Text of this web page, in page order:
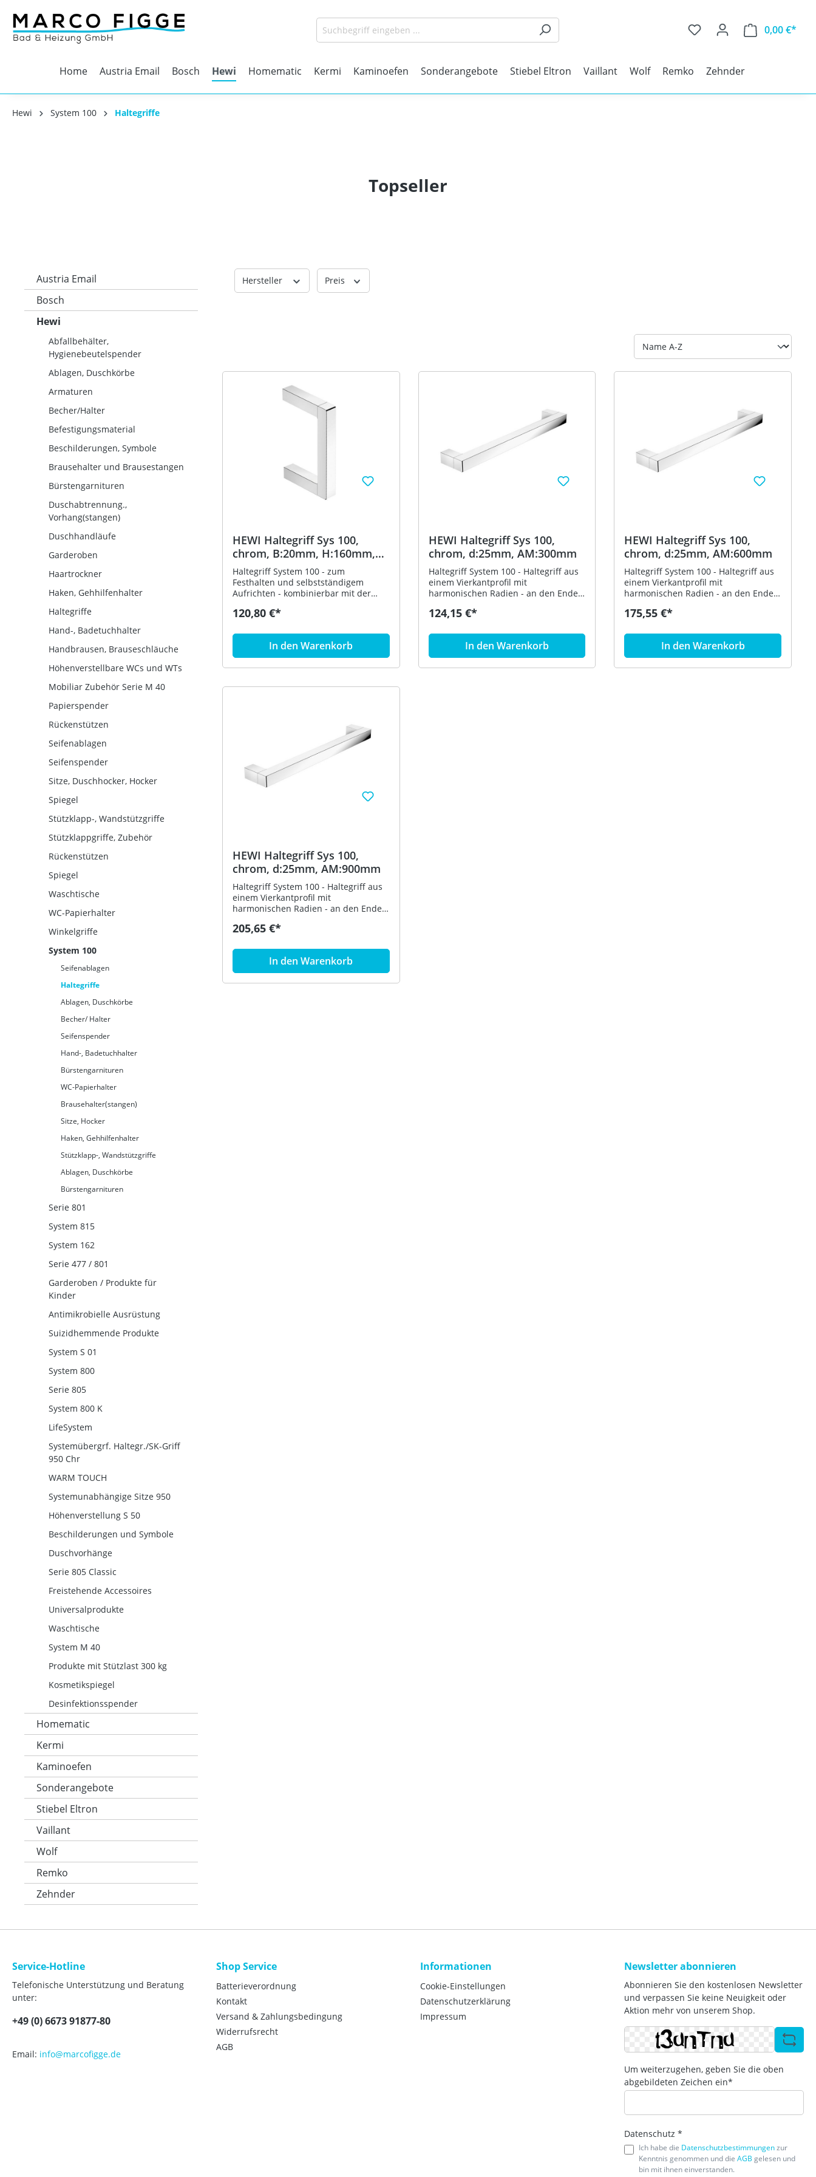
0,00 €*
Home Austria Email Bosch Hewi Homematic Kermi Kaminoefen Sonderangebote Stiebel Eltron Vaillant Wolf Remko Zehnder
Hewi System 100 Haltegriffe
Topseller
Austria Email
Bosch
Hewi
Abfallbehälter,
Hygienebeutelspender
Ablagen, Duschkörbe
Armaturen
Becher/Halter
Befestigungsmaterial
Beschilderungen, Symbole
Brausehalter und Brausestangen
Bürstengarnituren
Duschabtrennung.,
Vorhang(stangen)
Duschhandläufe
Garderoben
Haartrockner
Haken, Gehhilfenhalter
Haltegriffe
Hand-, Badetuchhalter
Handbrausen, Brauseschläuche
Höhenverstellbare WCs und WTs
Mobiliar Zubehör Serie M 40
Papierspender
Rückenstützen
Seifenablagen
Seifenspender
Sitze, Duschhocker, Hocker
Spiegel
Stützklapp-, Wandstützgriffe
Stützklappgriffe, Zubehör
Rückenstützen
Spiegel
Waschtische
WC-Papierhalter
Winkelgriffe
System 100
Seifenablagen
Haltegriffe
Ablagen, Duschkörbe
Becher/ Halter
Seifenspender
Hand-, Badetuchhalter
Bürstengarnituren
WC-Papierhalter
Brausehalter(stangen)
Sitze, Hocker
Haken, Gehhilfenhalter
Stützklapp-, Wandstützgriffe
Ablagen, Duschkörbe
Bürstengarnituren
Serie 801
System 815
System 162
Serie 477 / 801
Garderoben / Produkte für
Kinder
Antimikrobielle Ausrüstung
Suizidhemmende Produkte
System S 01
System 800
Serie 805
System 800 K
LifeSystem
Systemübergrf. Haltegr./SK-Griff
950 Chr
WARM TOUCH
Systemunabhängige Sitze 950
Höhenverstellung S 50
Beschilderungen und Symbole
Duschvorhänge
Serie 805 Classic
Freistehende Accessoires
Universalprodukte
Waschtische
System M 40
Produkte mit Stützlast 300 kg
Kosmetikspiegel
Desinfektionsspender
Homematic
Kermi
Kaminoefen
Sonderangebote
Stiebel Eltron
Vaillant
Wolf
Remko
Zehnder
Hersteller Preis
HEWI Haltegriff Sys 100,
chrom, B:20mm, H:160mm,
T:106mm
Haltegriff System 100 - zum
Festhalten und selbstständigem
Aufrichten - kombinierbar mit der
Wandmontage, ohne Rosetten -
160 mm hoch und 106 mm tief -
Vierkantprofil aus Metall, hochwertig
verchromt - inklusive
korrosionsfreiem HEWI
120,80 €*
In den Warenkorb
HEWI Haltegriff Sys 100,
chrom, d:25mm, AM:300mm
Haltegriff System 100 - Haltegriff aus
einem Vierkantprofil mit
harmonischen Radien - an den Enden
Befestigungsrosetten - dient zum
300 mm, 79 mm tief - Vierkant 25 mm
- aus Metall, hochwertig verchromt -
zur Wandmontage, inklusive
korrosionsfreiem HEWI
124,15 €*
In den Warenkorb
HEWI Haltegriff Sys 100,
chrom, d:25mm, AM:600mm
Haltegriff System 100 - Haltegriff aus
einem Vierkantprofil mit
harmonischen Radien - an den Enden
Befestigungsrosetten - dient zum
600 mm, 79 mm tief - Vierkant 25 mm
- aus Metall, hochwertig verchromt -
zur Wandmontage, inklusive
korrosionsfreiem HEWI
175,55 €*
In den Warenkorb
HEWI Haltegriff Sys 100,
chrom, d:25mm, AM:900mm
Haltegriff System 100 - Haltegriff aus
einem Vierkantprofil mit
harmonischen Radien - an den Enden
Befestigungsrosetten - dient zum
900 mm, 79 mm tief - Vierkant 25 mm
- aus Metall, hochwertig verchromt -
zur Wandmontage, inklusive
korrosionsfreiem HEWI
205,65 €*
In den Warenkorb
Service-Hotline
Telefonische Unterstützung und Beratung
unter:
+49 (0) 6673 91877-80
Email: info@marcofigge.de
Shop Service
Batterieverordnung
Kontakt
Versand & Zahlungsbedingung
Widerrufsrecht
AGB
Informationen
Cookie-Einstellungen
Datenschutzerklärung
Impressum
Newsletter abonnieren
Abonnieren Sie den kostenlosen Newsletter
und verpassen Sie keine Neuigkeit oder
Aktion mehr von unserem Shop.
Um weiterzugehen, geben Sie die oben
abgebildeten Zeichen ein*
Datenschutz *
Ich habe die Datenschutzbestimmungenzur
Kenntnis genommen und die AGB gelesen und
bin mit ihnen einverstanden.